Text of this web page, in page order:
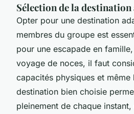
Sélection de la destination
Opter pour une destination
membres du groupe est
pour une escapade en
voyage de noces, il faut
capacités physiques et
destination bien choisie
pleinement de chaque